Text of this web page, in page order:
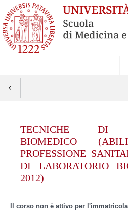
contenutoTECNICHE DI
BIOMEDICO
PROFESSIONE
DI LABORATORIO
2012)
Il corso non è attivo per